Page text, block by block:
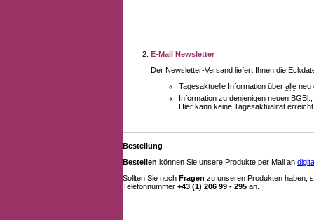
E-Mail Newsletter
Der Newsletter-Versand liefert Ihnen die
Tagesaktuelle Information über alle neu
Information zu denjenigen neuen
Hier kann keine Tagesaktualität
Bestellung
Bestellen können Sie unsere Produkte per Mail an
Sollten Sie noch Fragen zu unseren Produkten haben,
Telefonnummer +43 (1) 206 99 - 295 an.